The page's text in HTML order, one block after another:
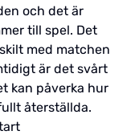
och det är
till spel. Det
med matchen
är det svårt
kan påverka hur
återställda.